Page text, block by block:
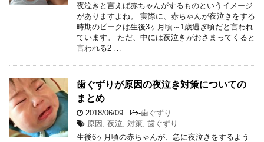
夜泣きと言えば赤ちゃんがするものというイメージ
がありますよね。 実際に、赤ちゃんが夜泣きをする
時期のピークは生後3ヶ月頃～1歳過ぎ頃だと言われ
ています。 ただ、中には夜泣きがおさまってくると
言われる2 …
歯ぐずりが原因の夜泣き対策についての
まとめ
2018/06/09 -歯ぐずり
原因 夜泣 対策 歯ぐずり
生後6ヶ月頃の赤ちゃんが、急に夜泣きをするよう